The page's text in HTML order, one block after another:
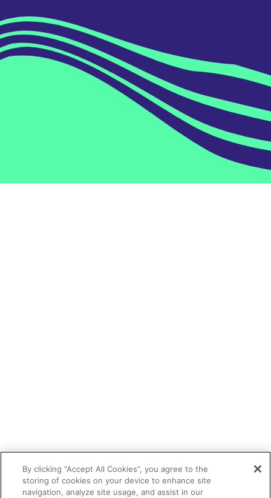
By clicking “Accept All Cookies”, you agree to the
storing of cookies on your device to enhance site
navigation, analyze site usage, and assist in our